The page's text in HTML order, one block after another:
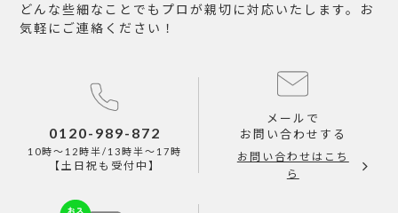
どんな些細なことでもプロが親切に対応いたします。お
気軽にご連絡ください！
0120-989-872
10時～12時半/13時半～17時
【土日祝も受付中】
メールで
お問い合わせする
お問い合わせはこち
ら